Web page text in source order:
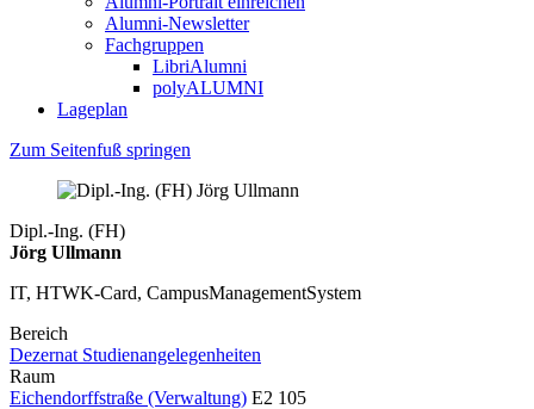
Alumni-Newsletter
Fachgruppen
LibriAlumni
polyALUMNI
Lageplan
Zum Seitenfuß springen
Dipl.-Ing. (FH)
Jörg Ullmann
IT, HTWK-Card, CampusManagementSystem
Bereich
Dezernat Studienangelegenheiten
Raum
Eichendorffstraße (Verwaltung) E2 105